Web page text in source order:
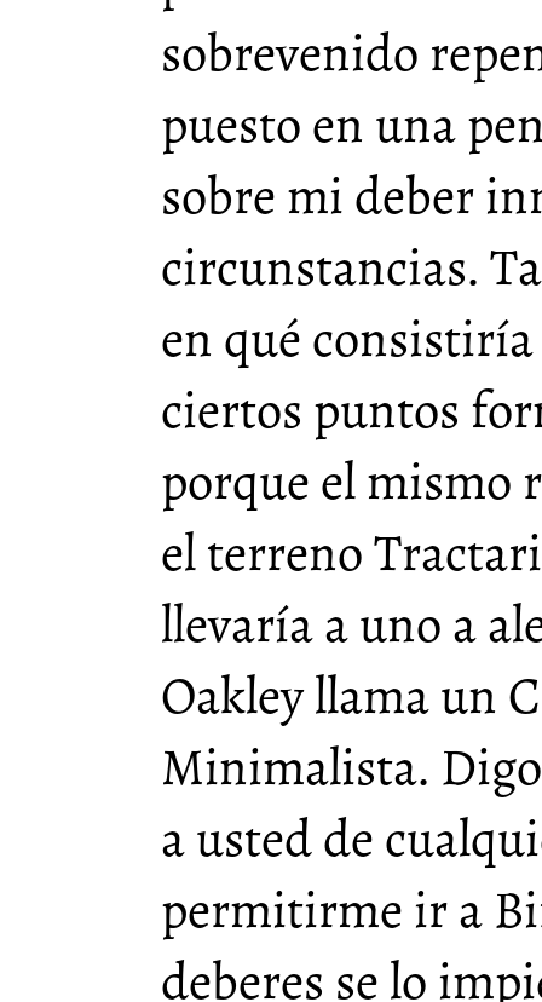
sobrevenido
puesto en una
sobre mi deber
circunstancias.
en qué
ciertos puntos
porque el mismo
el terreno
llevaría a uno a
Oakley llama un
Minimalista.
a usted de
permitirme ir a
deberes se lo